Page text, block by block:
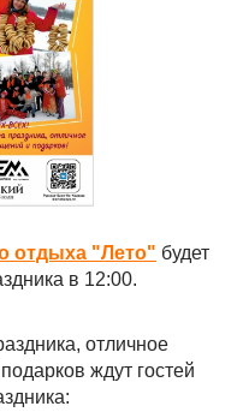
отдыха "Лето" будет
в 12:00.
отличное
ждут гостей